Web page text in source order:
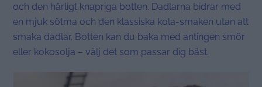
och den härligt knapriga botten. Dadlarna bidrar med
en mjuk sötma och den klassiska kola-smaken utan att
smaka dadlar. Botten kan du baka med antingen smör
eller kokosolja – välj det som passar dig bäst.